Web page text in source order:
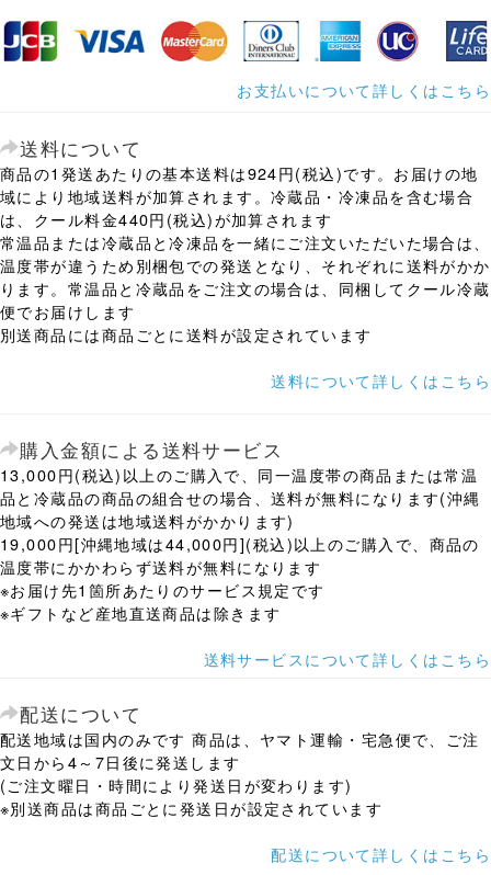
お支払いについて詳しくはこちら
送料について
商品の1発送あたりの基本送料は924円(税込)です。お届けの地
域により地域送料が加算されます。冷蔵品・冷凍品を含む場合
は、クール料金440円(税込)が加算されます
常温品または冷蔵品と冷凍品を一緒にご注文いただいた場合は、
温度帯が違うため別梱包での発送となり、それぞれに送料がかか
ります。常温品と冷蔵品をご注文の場合は、同梱してクール冷蔵
便でお届けします
別送商品には商品ごとに送料が設定されています
送料について詳しくはこちら
購入金額による送料サービス
13,000円(税込)以上のご購入で、同一温度帯の商品または常温
品と冷蔵品の商品の組合せの場合、送料が無料になります(沖縄
地域への発送は地域送料がかかります)
19,000円[沖縄地域は44,000円](税込)以上のご購入で、商品の
温度帯にかかわらず送料が無料になります
※お届け先1箇所あたりのサービス規定です
※ギフトなど産地直送商品は除きます
送料サービスについて詳しくはこちら
配送について
配送地域は国内のみです 商品は、ヤマト運輸・宅急便で、ご注
文日から4～7日後に発送します
(ご注文曜日・時間により発送日が変わります)
※別送商品は商品ごとに発送日が設定されています
配送について詳しくはこちら